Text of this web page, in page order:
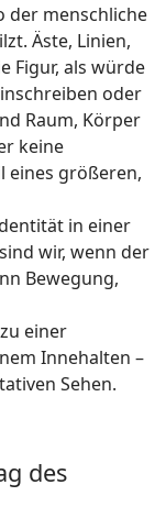
der menschliche
Äste, Linien,
Figur, als würde
oder
Raum, Körper
keine
eines größeren,
in einer
wir, wenn der
Bewegung,
einer
Innehalten –
Sehen.
des